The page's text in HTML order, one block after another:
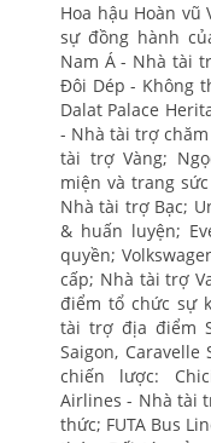
Hoa hậu Hoàn vũ
sự đồng hành
Nam Á - Nhà tài
Đôi Dép - Không
Dalat Palace
- Nhà tài trợ chăm
tài trợ Vàng;
miện và trang
Nhà tài trợ Bạc;
& huấn luyện;
quyền;
cấp; Nhà tài trợ
điểm tổ chức sự
tài trợ địa điểm
Saigon, Caravelle
chiến lược:
Airlines - Nhà tài
thức; FUTA Bus